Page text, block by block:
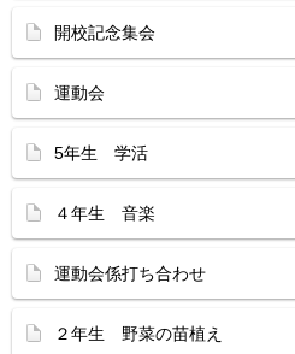
開校記念集会
運動会
5年生 学活
４年生 音楽
運動会係打ち合わせ
２年生 野菜の苗植え